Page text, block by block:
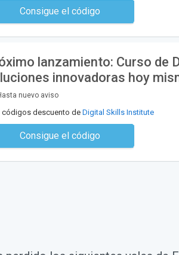
Consigue el código
No se necesita ningún código
lanzamiento: Curso de
innovadoras hoy
nuevo aviso
códigos descuento de Digital Skills Institute
Consigue el código
No se necesita ningún código